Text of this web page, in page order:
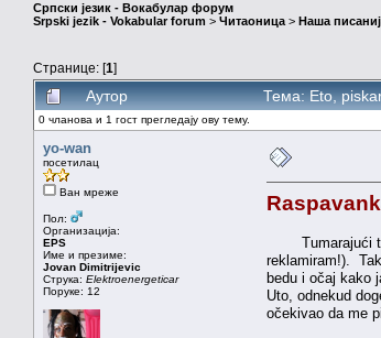
Српски језик - Вокабулар форум
Srpski jezik - Vokabular forum > Читаоница > Наша
Странице: [1]
Аутор Тема: Eto,
0 чланова и 1 гост прегледају ову тему.
yo-wan
посетилац
Ван мреже
Пол:
Организација:
EPS
Име и презиме:
Jovan Dimitrijevic
Струка: Elektroenergeticar
Поруке: 12
Tumarajući
reklamiram!).
bedu i očaj kako
Uto, odnekud
očekivao da me